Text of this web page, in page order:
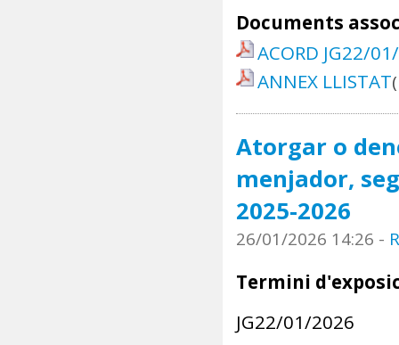
Documents
ACORD JG22/
ANNEX LLISTAT
Atorgar o
menjador,
2025-2026
26/01/2026 14:26 -
Termini
JG22/01/2026